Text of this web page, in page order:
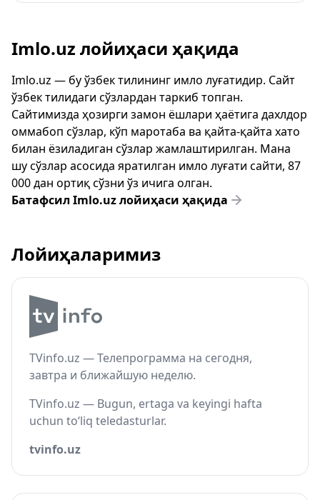
Imlo.uz лойиҳаси ҳақида
Imlo.uz — бу ўзбек тилининг имло луғатидир. Сайт
ўзбек тилидаги сўзлардан таркиб топган.
Сайтимизда ҳозирги замон ёшлари ҳаётига дахлдор
оммабоп сўзлар, кўп маротаба ва қайта-қайта хато
билан ёзиладиган сўзлар жамлаштирилган. Мана
шу сўзлар асосида яратилган имло луғати сайти, 87
000 дан ортиқ сўзни ўз ичига олган.
Батафсил Imlo.uz лойиҳаси ҳақида
Лойиҳаларимиз
TVinfo.uz — Телепрограмма на сегодня,
завтра и ближайшую неделю.
TVinfo.uz — Bugun, ertaga va keyingi hafta
uchun to‘liq teledasturlar.
tvinfo.uz